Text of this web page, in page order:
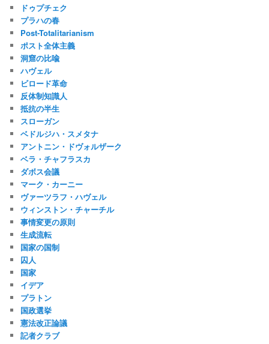
ドゥプチェク
プラハの春
Post-Totalitarianism
ポスト全体主義
洞窟の比喩
ハヴェル
ビロード革命
反体制知識人
抵抗の半生
スローガン
ベドルジハ・スメタナ
アントニン・ドヴォルザーク
ベラ・チャフラスカ
ダボス会議
マーク・カーニー
ヴァーツラフ・ハヴェル
ウィンストン・チャーチル
事情変更の原則
生成流転
国家の国制
囚人
国家
イデア
プラトン
国政選挙
憲法改正論議
記者クラブ